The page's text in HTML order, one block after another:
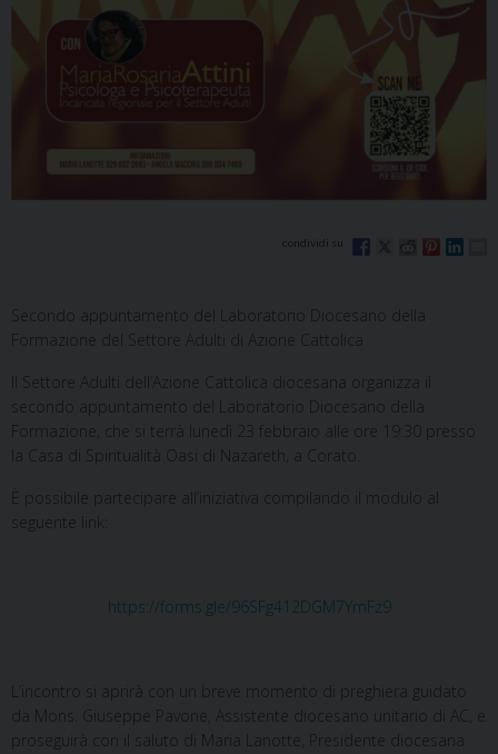
Secondo appuntamento del Laboratorio Diocesano della
Formazione del Settore Adulti di Azione Cattolica
Il Settore Adulti dell’Azione Cattolica diocesana organizza il
secondo appuntamento del Laboratorio Diocesano della
Formazione, che si terrà lunedì 23 febbraio alle ore 19:30 presso
la Casa di Spiritualità Oasi di Nazareth, a Corato.
È possibile partecipare all’iniziativa compilando il modulo al
seguente link:
https://forms.gle/96SFg412DGM7YmFz9
L’incontro si aprirà con un breve momento di preghiera guidato
da Mons. Giuseppe Pavone, Assistente diocesano unitario di AC, e
proseguirà con il saluto di Maria Lanotte, Presidente diocesana